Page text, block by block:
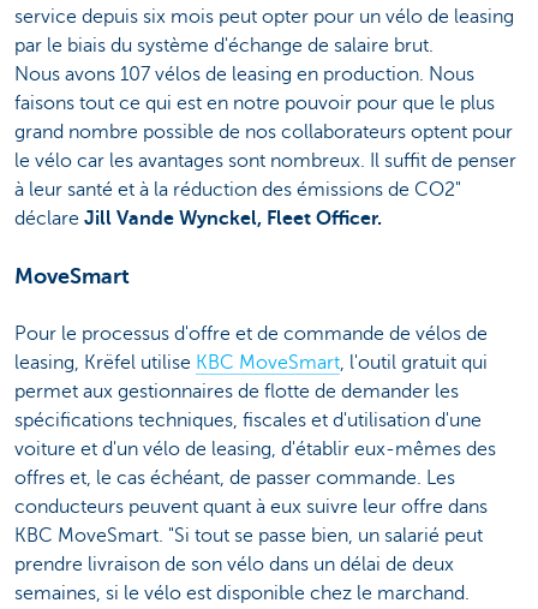
service depuis six mois peut opter pour un vélo de leasing
par le biais du système d'échange de salaire brut.
Nous avons 107 vélos de leasing en production. Nous
faisons tout ce qui est en notre pouvoir pour que le plus
grand nombre possible de nos collaborateurs optent pour
le vélo car les avantages sont nombreux. Il suffit de penser
à leur santé et à la réduction des émissions de CO2"
déclare Jill Vande Wynckel, Fleet Officer.
MoveSmart
Pour le processus d'offre et de commande de vélos de
leasing, Krëfel utilise KBC MoveSmart, l'outil gratuit qui
permet aux gestionnaires de flotte de demander les
spécifications techniques, fiscales et d'utilisation d'une
voiture et d'un vélo de leasing, d'établir eux-mêmes des
offres et, le cas échéant, de passer commande. Les
conducteurs peuvent quant à eux suivre leur offre dans
KBC MoveSmart. "Si tout se passe bien, un salarié peut
prendre livraison de son vélo dans un délai de deux
semaines, si le vélo est disponible chez le marchand.